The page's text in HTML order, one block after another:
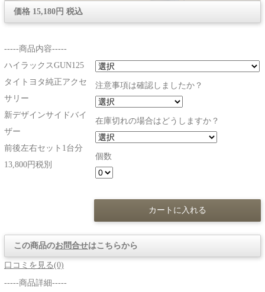
価格 15,180円 税込
-----商品内容-----
ハイラックスGUN125
タイトヨタ純正アクセ
サリー
新デザインサイドバイ
ザー
前後左右セット1台分
13,800円税別
注意事項は確認しましたか？
在庫切れの場合はどうしますか？
個数
この商品のお問合せはこちらから
口コミを見る(0)
-----商品詳細-----